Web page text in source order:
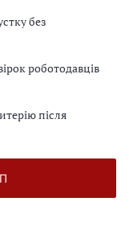
без
роботодавців
після